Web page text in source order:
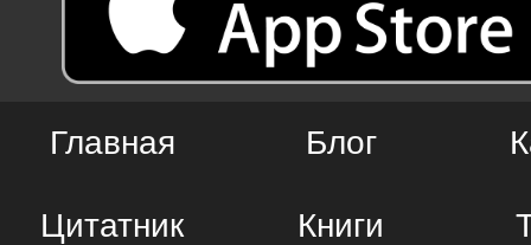
Главная Блог
Цитатник Книги